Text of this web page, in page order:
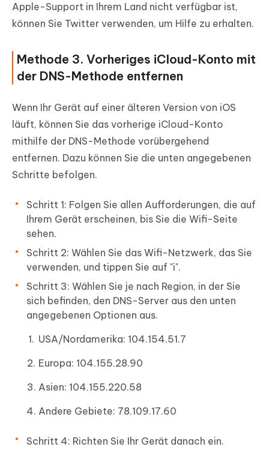
Apple-Support in Ihrem Land nicht verfügbar ist,
können Sie Twitter verwenden, um Hilfe zu erhalten.
Methode 3. Vorheriges iCloud-Konto mit
der DNS-Methode entfernen
Wenn Ihr Gerät auf einer älteren Version von iOS
läuft, können Sie das vorherige iCloud-Konto
mithilfe der DNS-Methode vorübergehend
entfernen. Dazu können Sie die unten angegebenen
Schritte befolgen.
Schritt 1: Folgen Sie allen Aufforderungen, die auf
Ihrem Gerät erscheinen, bis Sie die Wifi-Seite
sehen.
Schritt 2: Wählen Sie das Wifi-Netzwerk, das Sie
verwenden, und tippen Sie auf "i".
Schritt 3: Wählen Sie je nach Region, in der Sie
sich befinden, den DNS-Server aus den unten
angegebenen Optionen aus.
USA/Nordamerika: 104.154.51.7
Europa: 104.155.28.90
Asien: 104.155.220.58
Andere Gebiete: 78.109.17.60
Schritt 4: Richten Sie Ihr Gerät danach ein.